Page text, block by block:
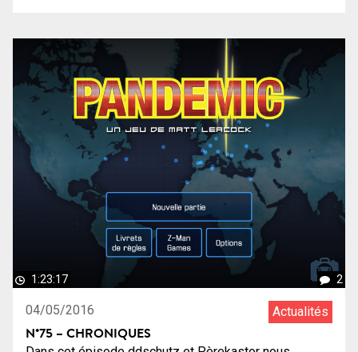
1:23:17 2
04/05/2016 Actualités
N°75 – CHRONIQUES